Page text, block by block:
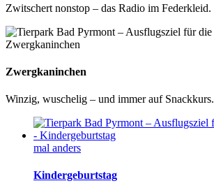
Zwitschert nonstop – das Radio im Federkleid.
Zwergkaninchen
Winzig, wuschelig – und immer auf Snackkurs.
mal anders
Kindergeburtstag